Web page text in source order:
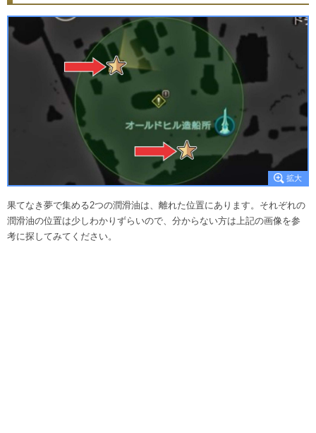
果てなき夢で集める2つの潤滑油は、離れた位置にあります。それぞれの
潤滑油の位置は少しわかりずらいので、分からない方は上記の画像を参
考に探してみてください。